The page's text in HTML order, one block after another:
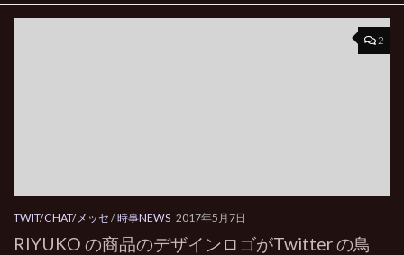
2
TWIT/CHAT/メッセ /時事NEWS 2017年5月7日
RIYUKO の商品のデザインロゴがTwitter の鳥